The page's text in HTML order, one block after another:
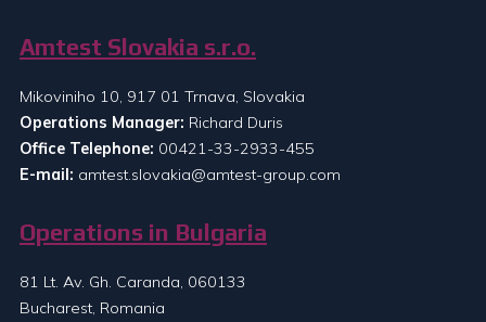
Amtest Slovakia s.r.o.
Mikoviniho 10, 917 01 Trnava, Slovakia
Operations Manager: Richard Duris
Office Telephone: 00421-33-2933-455
E-mail: amtest.slovakia@amtest-group.com
Operations in Bulgaria
81 Lt. Av. Gh. Caranda, 060133
Bucharest, Romania